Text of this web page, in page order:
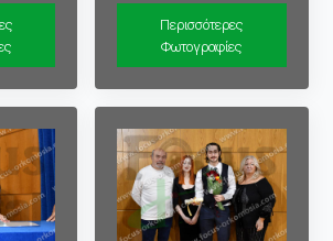
Περισσότερες
Φωτογραφίες